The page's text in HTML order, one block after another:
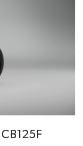
CB125F